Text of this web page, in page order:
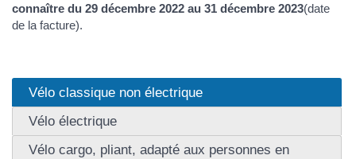
connaître du 29 décembre 2022 au 31 décembre 2023(date
de la facture).
Vélo classique non électrique
Vélo électrique
Vélo cargo, pliant, adapté aux personnes en